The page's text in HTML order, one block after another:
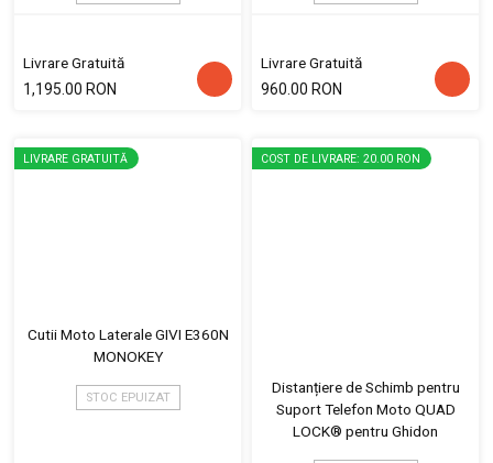
Livrare Gratuită
1,195.00 RON
Livrare Gratuită
960.00 RON
LIVRARE GRATUITĂ
Cutii Moto Laterale GIVI E360N
MONOKEY
STOC EPUIZAT
COST DE LIVRARE: 20.00 RON
Distanțiere de Schimb pentru
Suport Telefon Moto QUAD
LOCK® pentru Ghidon